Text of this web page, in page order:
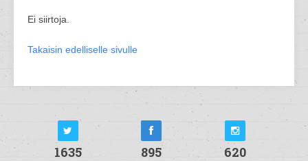
Ei siirtoja.
Takaisin edelliselle sivulle
1635 895 620